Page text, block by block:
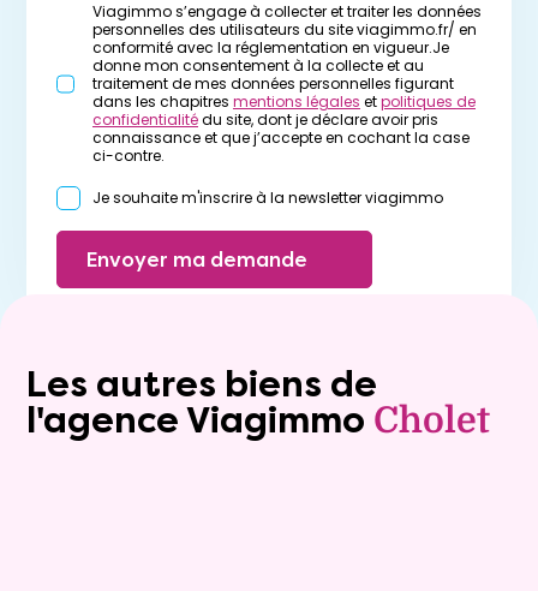
Viagimmo s’engage à collecter et traiter les données
personnelles des utilisateurs du site viagimmo.fr/ en
conformité avec la réglementation en vigueur.Je
donne mon consentement à la collecte et au
traitement de mes données personnelles figurant
dans les chapitres mentions légales etpolitiques de
confidentialitédu site, dont je déclare avoir pris
connaissance et que j’accepte en cochant la case
ci-contre.
Je souhaite m'inscrire à la newsletter viagimmo
Envoyer ma demande
Les autres biens de
l'agence Viagimmo Cholet